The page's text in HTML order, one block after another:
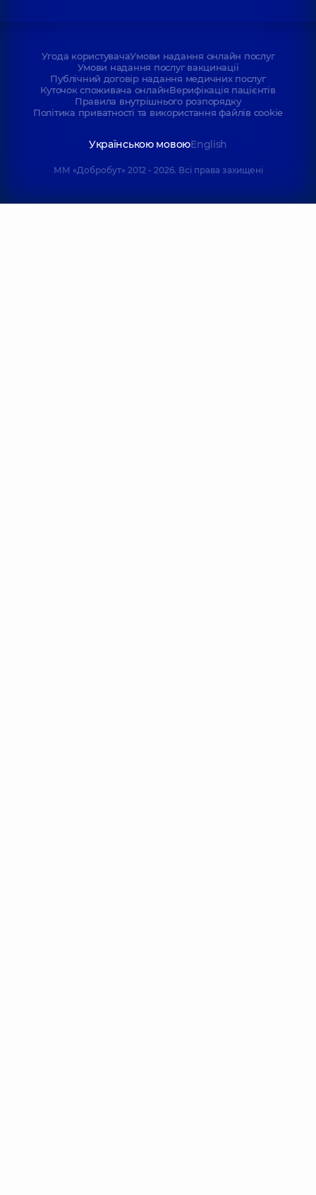
Угода користувачаУмови надання онлайн послуг
Умови надання послуг вакцинації
Публічний договір надання медичних послуг
Куточок споживача онлайнВерифікація пацієнтів
Правила внутрішнього розпорядку
Політика приватності та використання файлів cookie
Українською мовоюEnglish
ММ «Добробут» 2012 - 2026. Всі права захищені